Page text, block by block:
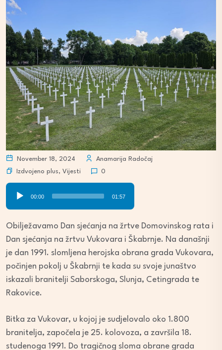
November 18, 2024
Anamarija Radočaj
Izdvojeno plus, Vijesti 0
Audio
Player
00:00 01:57
Obilježavamo Dan sjećanja na žrtve Domovinskog rata i
Dan sjećanja na žrtvu Vukovara i Škabrnje. Na današnji
je dan 1991. slomljena herojska obrana grada Vukovara,
počinjen pokolj u Škabrnji te kada su svoje junaštvo
iskazali branitelji Saborskoga, Slunja, Cetingrada te
Rakovice.
Bitka za Vukovar, u kojoj je sudjelovalo oko 1.800
branitelja, započela je 25. kolovoza, a završila 18.
studenoga 1991. Do tragičnog sloma obrane grada